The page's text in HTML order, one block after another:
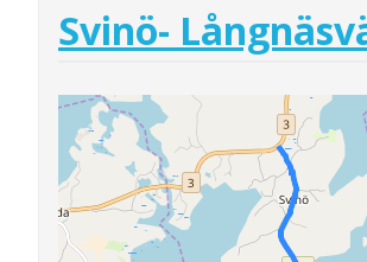
Svinö-